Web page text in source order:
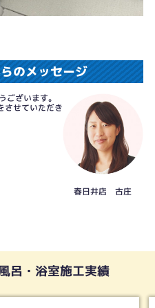
のメッセージ
ございます。
させていただき
春日井店 古庄
呂・浴室施工実績